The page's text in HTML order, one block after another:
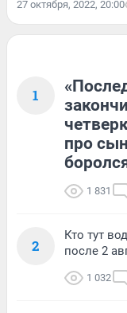
27 октября, 2022, 20:00
1
про
1 831
2
Кто тут
после 2
1 032